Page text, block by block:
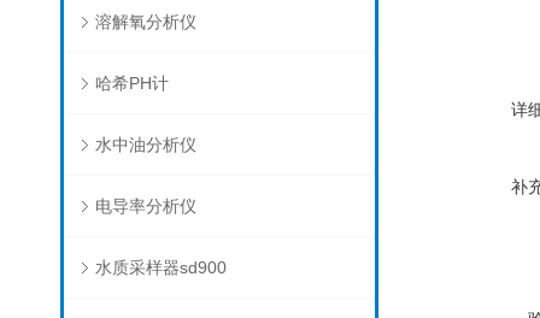
溶解氧分析仪
哈希PH计
水中油分析仪
电导率分析仪
水质采样器sd900
详
补